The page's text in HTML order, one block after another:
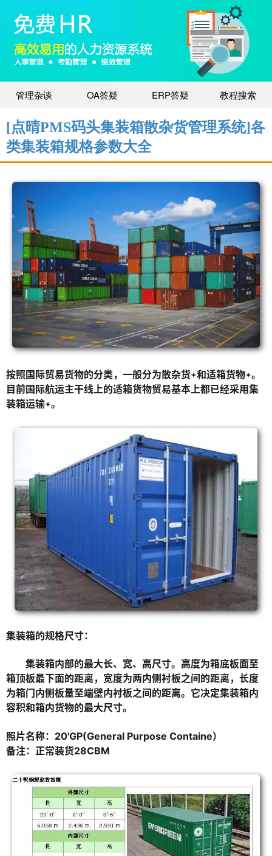
管理杂谈 OA答疑 ERP答疑 教程搜索
[点晴PMS码头集装箱散杂货管理系统]各
类集装箱规格参数大全
按照国际贸易货物的分类，一般分为散杂货 和适箱货物 。
目前国际航运主干线上的适箱货物贸易基本上都已经采用集
装箱运输 。
集装箱的规格尺寸：
集装箱内部的最大长、宽、高尺寸。高度为箱底板面至
箱顶板最下面的距离，宽度为两内侧衬板之间的距离，长度
为箱门内侧板量至端壁内衬板之间的距离。它决定集装箱内
容积和箱内货物的最大尺寸。
照片名称：20'GP(General Purpose Containe）
备注：正常装货28CBM